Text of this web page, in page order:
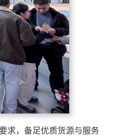
求，备足优质货源与服务